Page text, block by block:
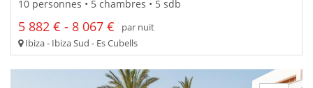
10 personnes • 5 chambres • 5 sdb
5 882 € - 8 067 €
par nuit
Ibiza - Ibiza Sud - Es Cubells